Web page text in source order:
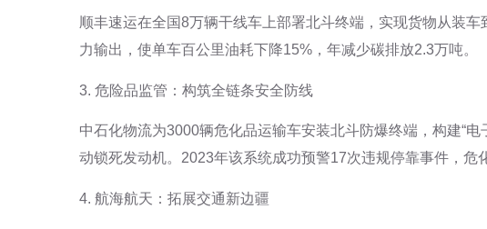
顺丰速运在全国8万辆干线车上部署北斗终端，实现货物从装
力输出，使单车百公里油耗下降15%，年减少碳排放2.3万吨。
3. 危险品监管：构筑全链条安全防线
中石化物流为3000辆危化品运输车安装北斗防爆终端，构建“
动锁死发动机。2023年该系统成功预警17次违规停靠事件，危
4. 航海航天：拓展交通新边疆